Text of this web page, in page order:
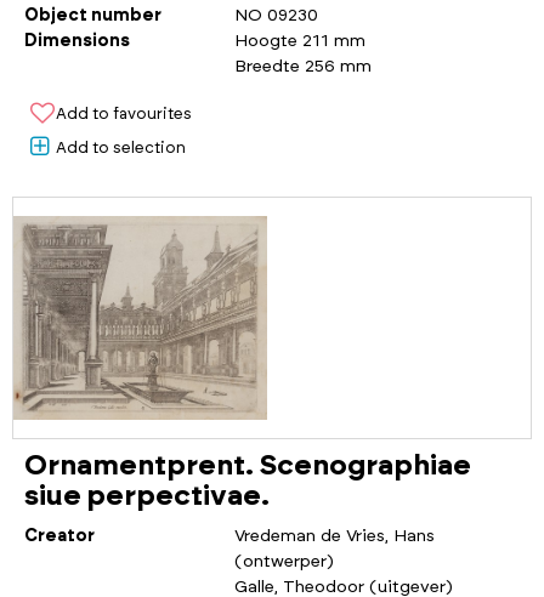
Object number
NO 09230
Dimensions
Hoogte 211 mm
Breedte 256 mm
Add to favourites
Add to selection
Ornamentprent. Scenographiae
siue perpectivae.
Creator
Vredeman de Vries, Hans
(ontwerper)
Galle, Theodoor (uitgever)